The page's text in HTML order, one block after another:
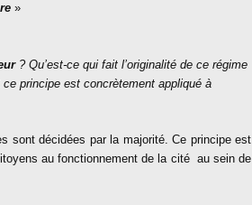
»
? Qu’est-ce qui fait l’originalité de ce régime
principe est concrètement appliqué à
sont décidées par la majorité. Ce principe est
au fonctionnement de la cité au sein de